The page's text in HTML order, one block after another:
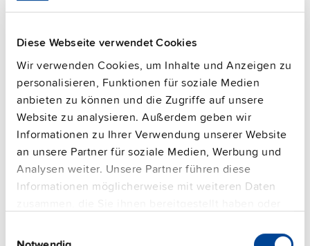
Diese Webseite verwendet Cookies
Wir verwenden Cookies, um Inhalte und Anzeigen zu
personalisieren, Funktionen für soziale Medien
anbieten zu können und die Zugriffe auf unsere
Website zu analysieren. Außerdem geben wir
Informationen zu Ihrer Verwendung unserer Website
an unsere Partner für soziale Medien, Werbung und
Analysen weiter. Unsere Partner führen diese
Informationen möglicherweise mit weiteren Daten
gesammelt haben.
Montageart
77.2 %
MTBF SN 29500 @ 40 °C (h) 2686000 h
CRA-relevantes Produkt Nein
Techn. Dokumentation
Features